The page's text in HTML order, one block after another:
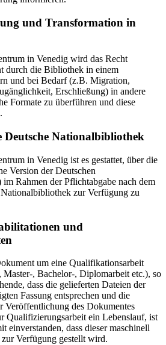
und Transformation in
in Venedig wird das Recht
durch die Bibliothek in einem
und bei Bedarf (z.B. Migration,
Erschließung) in andere
Formate zu überführen und diese
Deutsche Nationalbibliothek
in Venedig ist es gestattet, über die
Version der Deutschen
Rahmen der Pflichtabgabe nach dem
zur Verfügung zu
und
um eine Qualifikationsarbeit
, Bachelor-, Diplomarbeit etc.), so
dass die gelieferten Dateien der
Fassung entsprechen und die
Veröffentlichung des Dokumentes
Qualifizierungsarbeit ein Lebenslauf, ist
einverstanden, dass dieser maschinell
Verfügung gestellt wird.